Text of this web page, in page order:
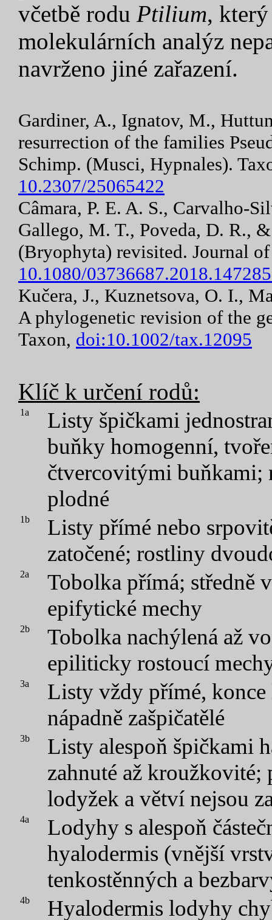
včetbě rodu Ptilium,
molekulárních analýz
navrženo jiné zařazení.
Gardiner, A., Ignatov, M.,
resurrection of the families
Schimp. (Musci, Hypnales).
10.2307/25065422
Câmara, P. E. A. S., Carvalho-
Gallego, M. T., Poveda, D. R.,
(Bryophyta) revisited. Journal
10.1080/
Kučera, J., Kuznetsova, O. I.,
A phylogenetic revision of the
Taxon, doi:10.1002/tax.12095
Klíč k určení rodů:
1a
Listy špičkami
buňky homogenní,
čtvercovitými buňkami;
plodné
1b
Listy přímé nebo
zatočené; rostliny
2a
Tobolka přímá; středně
epifytické mechy
2b
Tobolka nachýlená až
epiliticky rostoucí
3a
Listy vždy přímé,
nápadně zašpičatělé
3b
Listy alespoň špičkami
zahnuté až
lodyžek a větví nejsou
4a
Lodyhy s alespoň
hyalodermis (vnější
tenkostěnných a
4b Hyalodermis lodyhy